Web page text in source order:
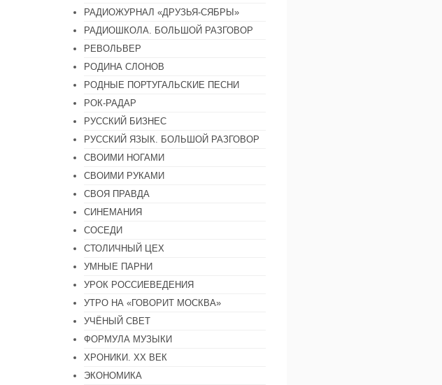
РАДИОЖУРНАЛ «ДРУЗЬЯ-СЯБРЫ»
РАДИОШКОЛА. БОЛЬШОЙ РАЗГОВОР
РЕВОЛЬВЕР
РОДИНА СЛОНОВ
РОДНЫЕ ПОРТУГАЛЬСКИЕ ПЕСНИ
РОК-РАДАР
РУССКИЙ БИЗНЕС
РУССКИЙ ЯЗЫК. БОЛЬШОЙ РАЗГОВОР
СВОИМИ НОГАМИ
СВОИМИ РУКАМИ
СВОЯ ПРАВДА
СИНЕМАНИЯ
СОСЕДИ
СТОЛИЧНЫЙ ЦЕХ
УМНЫЕ ПАРНИ
УРОК РОССИЕВЕДЕНИЯ
УТРО НА «ГОВОРИТ МОСКВА»
УЧЁНЫЙ СВЕТ
ФОРМУЛА МУЗЫКИ
ХРОНИКИ. ХХ ВЕК
ЭКОНОМИКА